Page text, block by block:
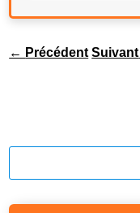
← Précédent Suivant